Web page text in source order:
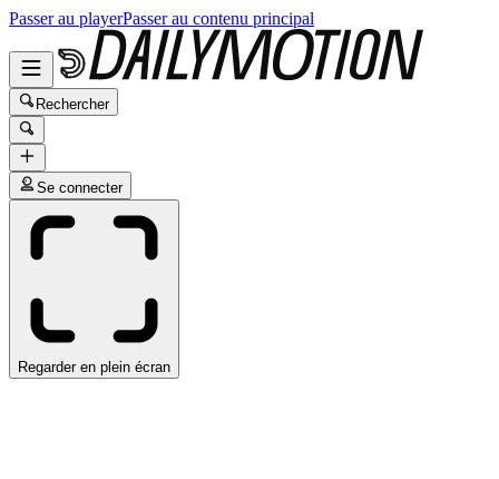
Passer au playerPasser au contenu principal
Rechercher
Se connecter
Regarder en plein écran